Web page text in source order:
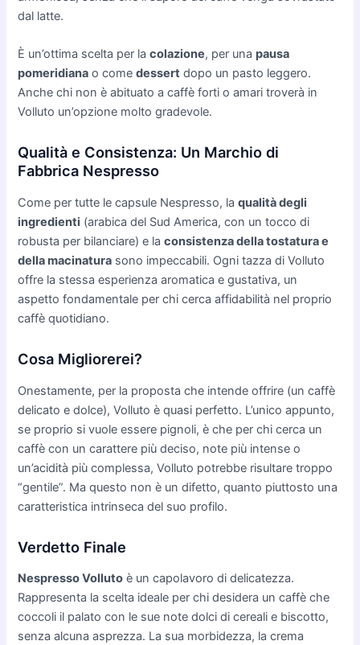
dal latte.
È un’ottima scelta per lacolazione, per una pausa
pomeridiana o comedessert dopo un pasto leggero.
Anche chi non è abituato a caffè forti o amari troverà in
Volluto un’opzione molto gradevole.
Qualità e Consistenza: Un Marchio di
Fabbrica Nespresso
Come per tutte le capsule Nespresso, laqualità degli
ingredienti (arabica del Sud America, con un tocco di
robusta per bilanciare) e laconsistenza della tostatura e
della macinatura sono impeccabili. Ogni tazza di Volluto
offre la stessa esperienza aromatica e gustativa, un
aspetto fondamentale per chi cerca affidabilità nel proprio
caffè quotidiano.
Cosa Migliorerei?
Onestamente, per la proposta che intende offrire (un caffè
delicato e dolce), Volluto è quasi perfetto. L’unico appunto,
se proprio si vuole essere pignoli, è che per chi cerca un
caffè con un carattere più deciso, note più intense o
un’acidità più complessa, Volluto potrebbe risultare troppo
“gentile”. Ma questo non è un difetto, quanto piuttosto una
caratteristica intrinseca del suo profilo.
Verdetto Finale
Nespresso Volluto è un capolavoro di delicatezza.
Rappresenta la scelta ideale per chi desidera un caffè che
coccoli il palato con le sue note dolci di cereali e biscotto,
senza alcuna asprezza. La sua morbidezza, la crema